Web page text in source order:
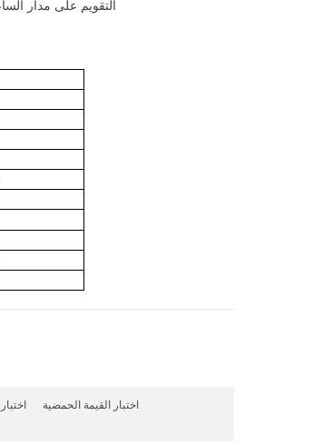
6. التقويم على مدار
اختبار القيمة الحمضية